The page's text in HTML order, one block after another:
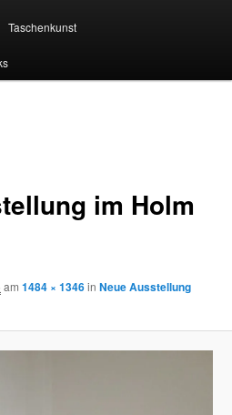
Taschenkunst
im Holm
am1484 × 1346inNeue Ausstellung